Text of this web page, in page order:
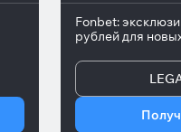
Fonbet:
рублей для